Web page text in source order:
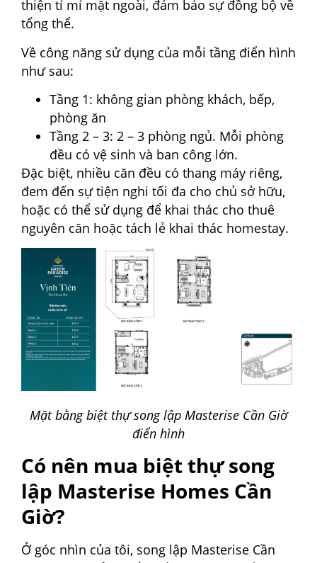
thiện tỉ mỉ mặt ngoài, đảm bảo sự đồng bộ về
tổng thể.
Về công năng sử dụng của mỗi tầng điển hình
như sau:
Tầng 1: không gian phòng khách, bếp,
phòng ăn
Tầng 2 – 3: 2 – 3 phòng ngủ. Mỗi phòng
đều có vệ sinh và ban công lớn.
Đặc biệt, nhiều căn đều có thang máy riêng,
đem đến sự tiện nghi tối đa cho chủ sở hữu,
hoặc có thể sử dụng để khai thác cho thuê
nguyên căn hoặc tách lẻ khai thác homestay.
Mặt bằng biệt thự song lập Masterise Cần Giờ
điển hình
Có nên mua biệt thự song
lập Masterise Homes Cần
Giờ?
Ở góc nhìn của tôi, song lập Masterise Cần